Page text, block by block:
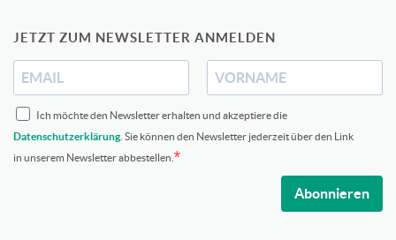
JETZT ZUM NEWSLETTER ANMELDEN
Ich möchte den Newsletter erhalten und akzeptiere die
Datenschutzerklärung . Sie können den Newsletter jederzeit über den Link
in unserem Newsletter abbestellen.
Abonnieren